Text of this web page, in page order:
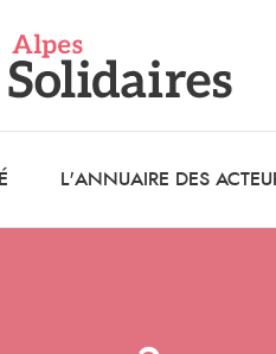
L'ANNUAIRE DES